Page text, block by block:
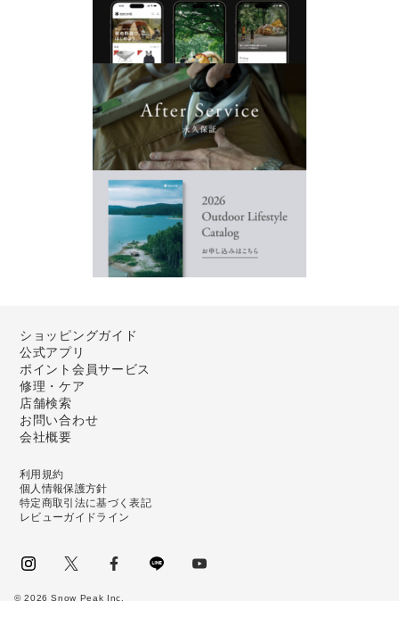
ショッピングガイド
公式アプリ
ポイント会員サービス
修理・ケア
店舗検索
お問い合わせ
会社概要
利用規約
個人情報保護方針
特定商取引法に基づく表記
レビューガイドライン
©2026 Snow Peak Inc.